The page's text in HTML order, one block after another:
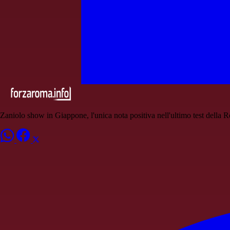
Zaniolo show in Giappone, l'unica nota positiva nell'ultimo test della